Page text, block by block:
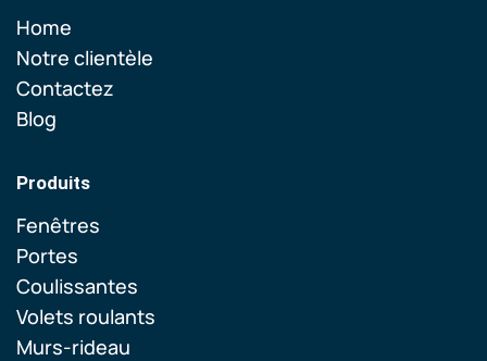
Home
Notre clientèle
Contactez
Blog
Produits
Fenêtres
Portes
Coulissantes
Volets roulants
Murs-rideau